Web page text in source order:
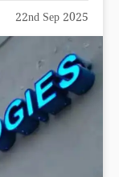
22nd Sep 2025